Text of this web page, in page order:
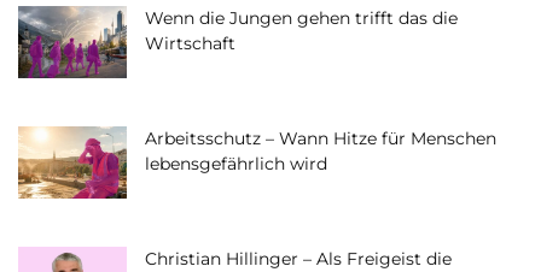
Wenn die Jungen gehen trifft das die
Wirtschaft
Arbeitsschutz – Wann Hitze für Menschen
lebensgefährlich wird
Christian Hillinger – Als Freigeist die